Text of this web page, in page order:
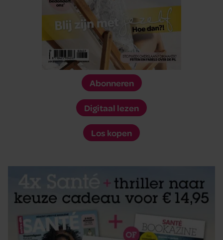
Abonneren
Digitaal lezen
Los kopen